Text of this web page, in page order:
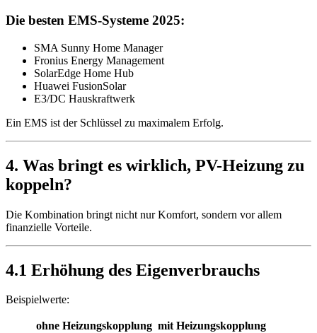
Die besten EMS-Systeme 2025:
SMA Sunny Home Manager
Fronius Energy Management
SolarEdge Home Hub
Huawei FusionSolar
E3/DC Hauskraftwerk
Ein EMS ist der Schlüssel zu maximalem Erfolg.
4. Was bringt es wirklich, PV-Heizung zu
koppeln?
Die Kombination bringt nicht nur Komfort, sondern vor allem
finanzielle Vorteile.
4.1 Erhöhung des Eigenverbrauchs
Beispielwerte:
ohne Heizungskopplung mit Heizungskopplung